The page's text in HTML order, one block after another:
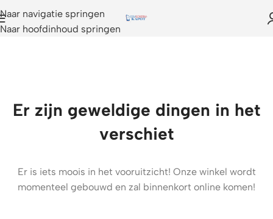
Naar navigatie springen
Naar hoofdinhoud springen
Er zijn geweldige dingen in het
verschiet
Er is iets moois in het vooruitzicht! Onze winkel wordt
momenteel gebouwd en zal binnenkort online komen!